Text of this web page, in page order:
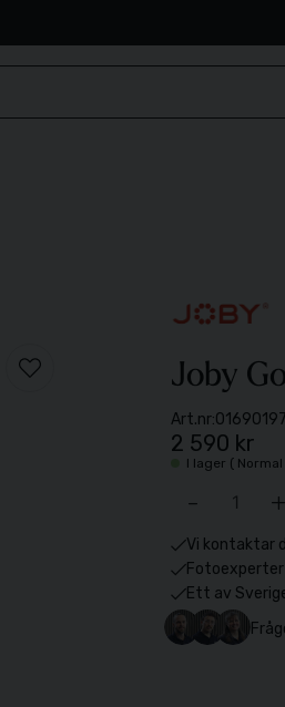
Joby
Art.nr:
2 590 kr
I lager (
- +
Vi kontaktar
Fotoexperter
Ett av